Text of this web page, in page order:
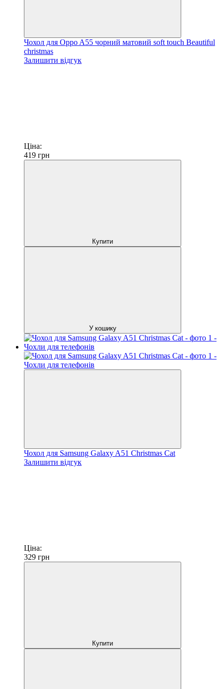
Чохол для Oppo A55 чорний матовий soft touch Beautiful
christmas
Залишити відгук
Ціна:
419 грн
Купити
У кошику
Чохол для Samsung Galaxy A51 Christmas Cat
Залишити відгук
Ціна:
329 грн
Купити